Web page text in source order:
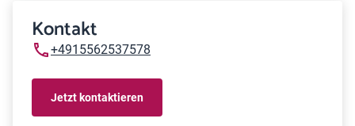
Kontakt
+4915562537578
Jetzt kontaktieren